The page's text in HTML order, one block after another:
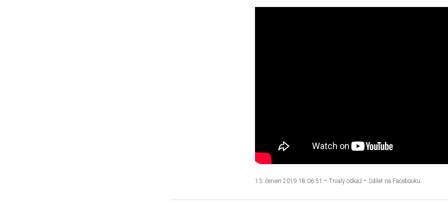
13. červen 2019 18:06:51 - Trvalý odkaz- Sdílet na Facebooku